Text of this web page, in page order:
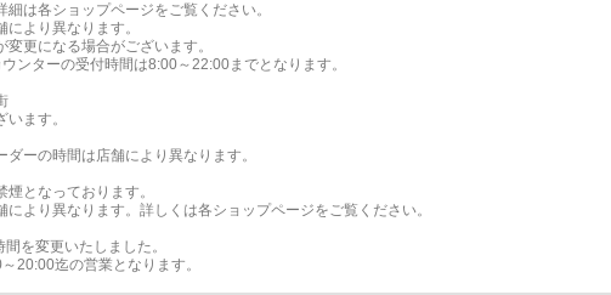
は各ショップページをご覧ください。
より異なります。
更になる場合がございます。
ンターの受付時間は8:00～22:00までとなります。
ます。
ーの時間は店舗により異なります。
となっております。
より異なります。詳しくは各ショップページをご覧ください。
を変更いたしました。
20:00迄の営業となります。